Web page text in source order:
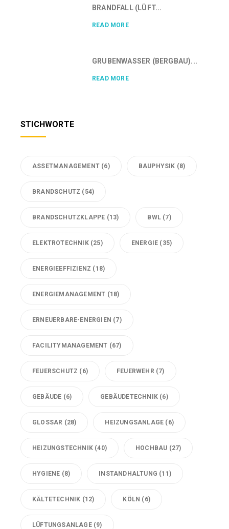
BRANDFALL (LÜFT...
READ MORE
GRUBENWASSER (BERGBAU)...
READ MORE
STICHWORTE
ASSETMANAGEMENT (6) BAUPHYSIK (8)
BRANDSCHUTZ (54)
BRANDSCHUTZKLAPPE (13) BWL (7)
ELEKTROTECHNIK(25) ENERGIE (35)
ENERGIEEFFIZIENZ (18)
ENERGIEMANAGEMENT (18)
ERNEUERBARE-ENERGIEN (7)
FACILITYMANAGEMENT (67)
FEUERSCHUTZ (6) FEUERWEHR (7)
GEBÄUDE (6) GEBÄUDETECHNIK (6)
GLOSSAR (28) HEIZUNGSANLAGE (6)
HEIZUNGSTECHNIK (40) HOCHBAU (27)
HYGIENE (8) INSTANDHALTUNG (11)
KÄLTETECHNIK (12) KÖLN (6)
LÜFTUNGSANLAGE(9)